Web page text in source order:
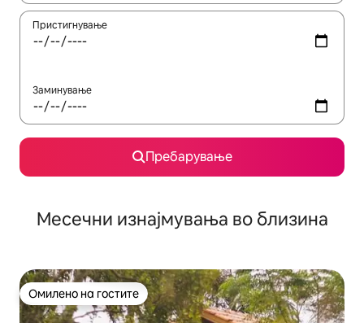
Пристигнување
Заминување
Пребарување
Месечни изнајмувања во близина
Омилено на гостите
Омилено на гостите